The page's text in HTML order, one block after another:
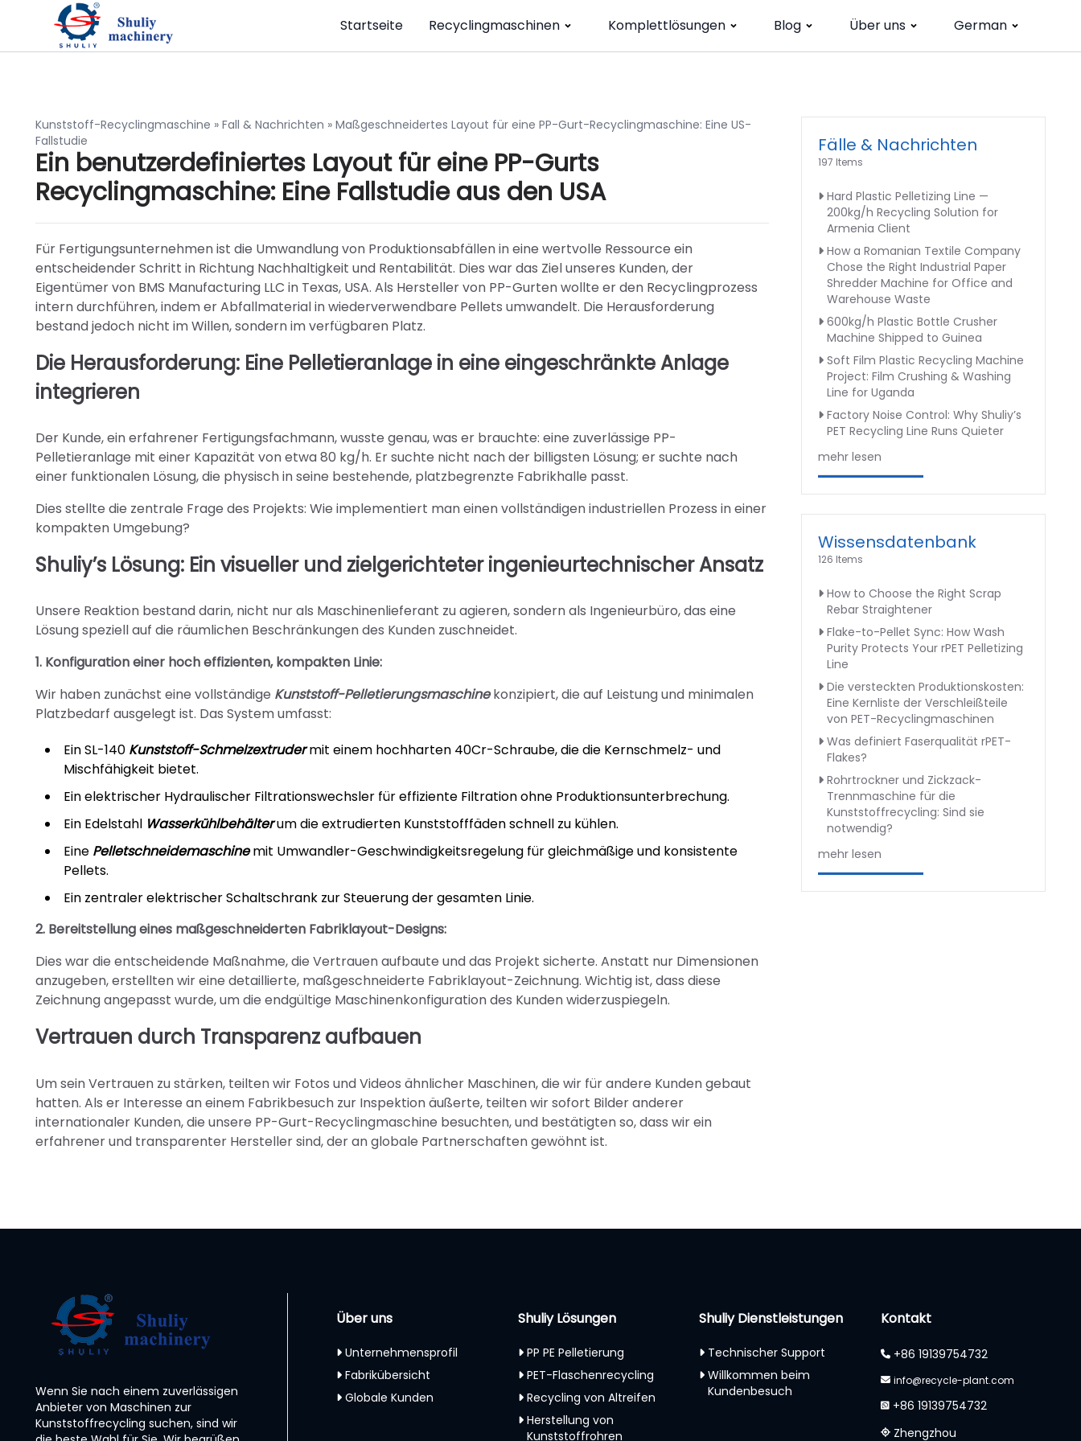
Startseite Recyclingmaschinen Komplettlösungen Blog Über uns German
Kunststoff-Recyclingmaschine » Fall & Nachrichten » Maßgeschneidertes Layout für eine PP-Gurt-Recyclingmaschine: Eine US-
Fallstudie
Ein benutzerdefiniertes Layout für eine PP-Gurts
Recyclingmaschine: Eine Fallstudie aus den USA
Für Fertigungsunternehmen ist die Umwandlung von Produktionsabfällen in eine wertvolle Ressource ein
entscheidender Schritt in Richtung Nachhaltigkeit und Rentabilität. Dies war das Ziel unseres Kunden, der
Eigentümer von BMS Manufacturing LLC in Texas, USA. Als Hersteller von PP-Gurten wollte er den Recyclingprozess
intern durchführen, indem er Abfallmaterial in wiederverwendbare Pellets umwandelt. Die Herausforderung
bestand jedoch nicht im Willen, sondern im verfügbaren Platz.
Die Herausforderung: Eine Pelletieranlage in eine eingeschränkte Anlage
integrieren
Der Kunde, ein erfahrener Fertigungsfachmann, wusste genau, was er brauchte: eine zuverlässige PP-
Pelletieranlage mit einer Kapazität von etwa 80 kg/h. Er suchte nicht nach der billigsten Lösung; er suchte nach
einer funktionalen Lösung, die physisch in seine bestehende, platzbegrenzte Fabrikhalle passt.
Dies stellte die zentrale Frage des Projekts: Wie implementiert man einen vollständigen industriellen Prozess in einer
kompakten Umgebung?
Shuliy’s Lösung: Ein visueller und zielgerichteter ingenieurtechnischer Ansatz
Unsere Reaktion bestand darin, nicht nur als Maschinenlieferant zu agieren, sondern als Ingenieurbüro, das eine
Lösung speziell auf die räumlichen Beschränkungen des Kunden zuschneidet.
1. Konfiguration einer hoch effizienten, kompakten Linie:
Wir haben zunächst eine vollständige Kunststoff-Pelletierungsmaschinekonzipiert, die auf Leistung und minimalen
Platzbedarf ausgelegt ist. Das System umfasst:
Ein SL-140 Kunststoff-Schmelzextrudermit einem hochharten 40Cr-Schraube, die die Kernschmelz- und
Mischfähigkeit bietet.
Ein elektrischer Hydraulischer Filtrationswechsler für effiziente Filtration ohne Produktionsunterbrechung.
Ein Edelstahl Wasserkühlbehälterum die extrudierten Kunststofffäden schnell zu kühlen.
Eine Pelletschneidemaschinemit Umwandler-Geschwindigkeitsregelung für gleichmäßige und konsistente
Pellets.
Ein zentraler elektrischer Schaltschrank zur Steuerung der gesamten Linie.
2. Bereitstellung eines maßgeschneiderten Fabriklayout-Designs:
Dies war die entscheidende Maßnahme, die Vertrauen aufbaute und das Projekt sicherte. Anstatt nur Dimensionen
anzugeben, erstellten wir eine detaillierte, maßgeschneiderte Fabriklayout-Zeichnung. Wichtig ist, dass diese
Zeichnung angepasst wurde, um die endgültige Maschinenkonfiguration des Kunden widerzuspiegeln.
Vertrauen durch Transparenz aufbauen
Um sein Vertrauen zu stärken, teilten wir Fotos und Videos ähnlicher Maschinen, die wir für andere Kunden gebaut
hatten. Als er Interesse an einem Fabrikbesuch zur Inspektion äußerte, teilten wir sofort Bilder anderer
internationaler Kunden, die unsere PP-Gurt-Recyclingmaschine besuchten, und bestätigten so, dass wir ein
erfahrener und transparenter Hersteller sind, der an globale Partnerschaften gewöhnt ist.
Fälle & Nachrichten
197 Items
Hard Plastic Pelletizing Line —
200kg/h Recycling Solution for
Armenia Client
How a Romanian Textile Company
Chose the Right Industrial Paper
Shredder Machine for Office and
Warehouse Waste
600kg/h Plastic Bottle Crusher
Machine Shipped to Guinea
Soft Film Plastic Recycling Machine
Project: Film Crushing & Washing
Line for Uganda
Factory Noise Control: Why Shuliy’s
PET Recycling Line Runs Quieter
mehr lesen
Wissensdatenbank
126 Items
How to Choose the Right Scrap
Rebar Straightener
Flake-to-Pellet Sync: How Wash
Purity Protects Your rPET Pelletizing
Line
Die versteckten Produktionskosten:
Eine Kernliste der Verschleißteile
von PET-Recyclingmaschinen
Was definiert Faserqualität rPET-
Flakes?
Rohrtrockner und Zickzack-
Trennmaschine für die
Kunststoffrecycling: Sind sie
notwendig?
mehr lesen
Wenn Sie nach einem zuverlässigen
Anbieter von Maschinen zur
Kunststoffrecycling suchen, sind wir
Über uns
Unternehmensprofil
Fabrikübersicht
Globale Kunden
Shuliy Lösungen
PP PE Pelletierung
PET-Flaschenrecycling
Recycling von Altreifen
Herstellung von
Kunststoffrohren
Shuliy Dienstleistungen
Technischer Support
Willkommen beim
Kundenbesuch
Kontakt
+86 19139754732
info@recycle-plant.com
+86 19139754732
Zhengzhou